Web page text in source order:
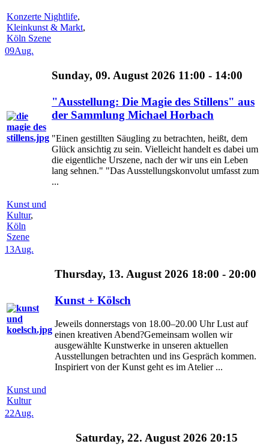
Konzerte Nightlife,
Kleinkunst & Markt,
Köln Szene
09Aug.
Sunday, 09. August 2026 11:00 - 14:00
"Ausstellung: Die Magie des Stillens" aus
der Sammlung Michael Horbach
"Einen gestillten Säugling zu betrachten, heißt, dem
Glück ansichtig zu sein. Vielleicht handelt es dabei um
die eigentliche Urszene, nach der wir uns ein Leben
lang sehnen." "Das Ausstellungskonvolut umfasst zum
...
Kunst und
Kultur,
Köln
Szene
13Aug.
Thursday, 13. August 2026 18:00 - 20:00
Kunst + Kölsch
Jeweils donnerstags von 18.00–20.00 Uhr Lust auf
einen kreativen Abend?Gemeinsam wollen wir
ausgewählte Kunstwerke in unseren aktuellen
Ausstellungen betrachten und ins Gespräch kommen.
Inspiriert von der Kunst geht es im Atelier ...
Kunst und
Kultur
22Aug.
Saturday, 22. August 2026 20:15